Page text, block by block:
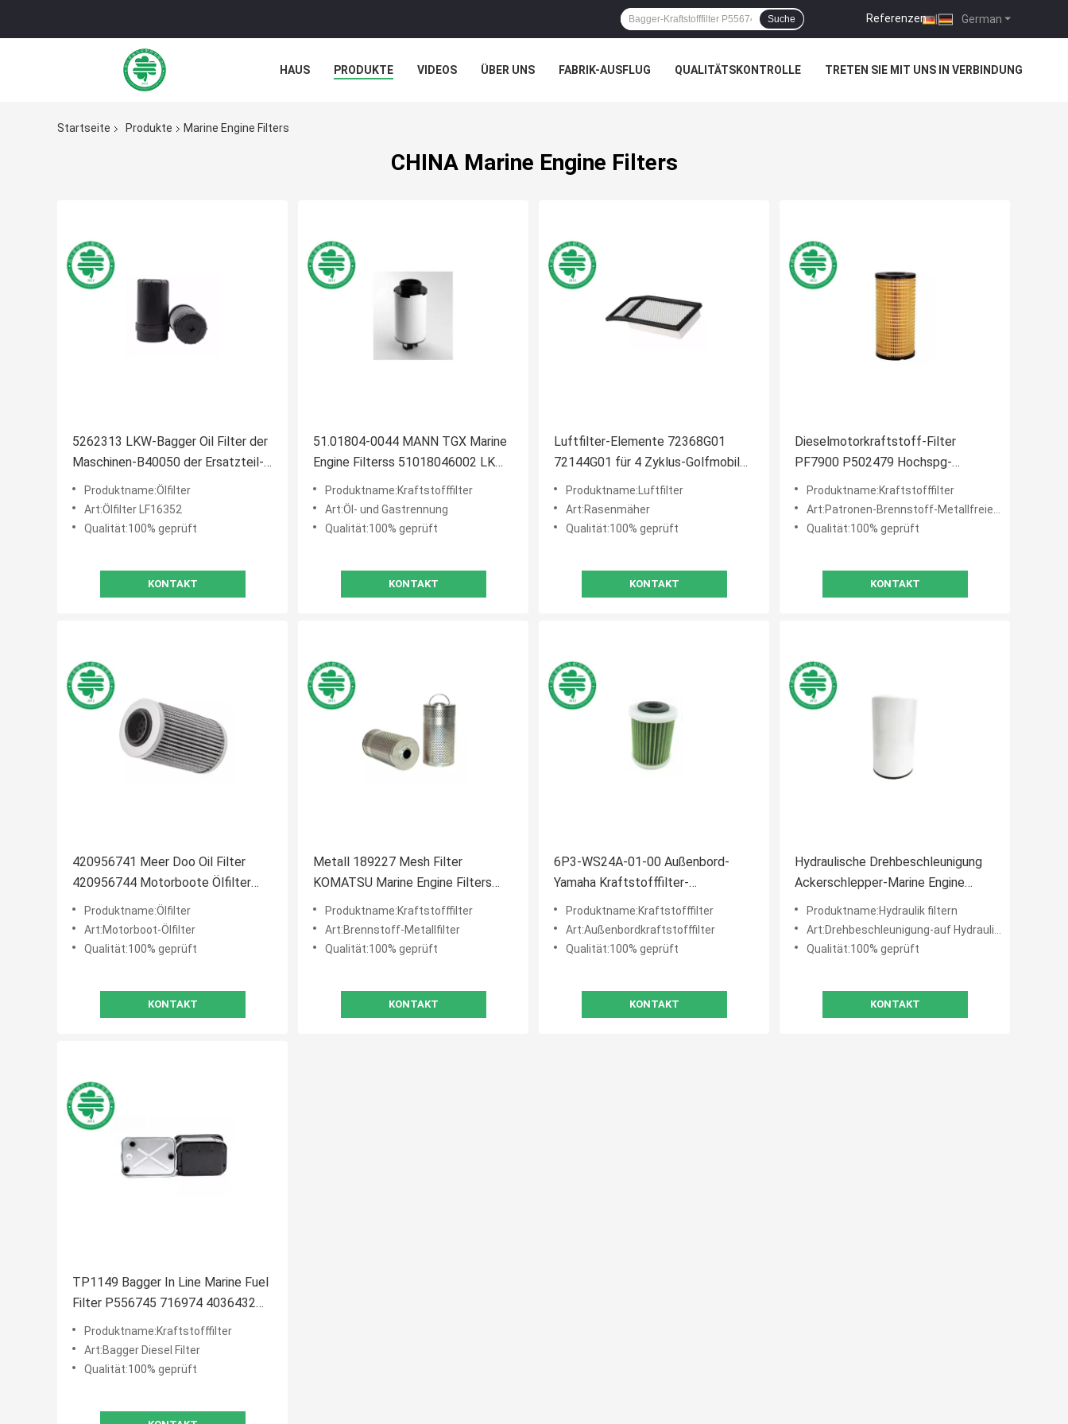
German
Referenzen |
Suche
HAUS PRODUKTE VIDEOS ÜBER UNS FABRIK-AUSFLUG QUALITÄTSKONTROLLE TRETEN SIE MIT UNS IN VERBINDUNG
Startseite
Produkte Marine Engine Filters
CHINA Marine Engine Filters
5262313 LKW-Bagger Oil Filter der
Maschinen-B40050 der Ersatzteil-
2P0115403 LF16352 2P0115403
Foton
Produktname:Ölfilter
Art:Ölfilter LF16352
Qualität:100% geprüft
KONTAKT
51.01804-0044 MANN TGX Marine
Engine Filterss 51018046002 LKW-
Separator-Filter-Kompressor
Produktname:Kraftstofffilter
Art:Öl- und Gastrennung
Qualität:100% geprüft
KONTAKT
Luftfilter-Elemente 72368G01
72144G01 für 4 Zyklus-Golfmobil
TXT-Medaillengewinner-
Repräsentanten
Produktname:Luftfilter
Art:Rasenmäher
Qualität:100% geprüft
KONTAKT
Dieselmotorkraftstoff-Filter
PF7900 P502479 Hochspg-
Generator-Marine Engine Filterss
CH10931
Produktname:Kraftstofffilter
Art:Patronen-Brennstoff-Metallfreier Filter
Qualität:100% geprüft
KONTAKT
420956741 Meer Doo Oil Filter
420956744 Motorboote Ölfilter
711956741 für Seadoo Rotax
Produktname:Ölfilter
Art:Motorboot-Ölfilter
Qualität:100% geprüft
KONTAKT
Metall 189227 Mesh Filter
KOMATSU Marine Engine Filters
6610728600 BM94254 FF205
252193
Produktname:Kraftstofffilter
Art:Brennstoff-Metallfilter
Qualität:100% geprüft
KONTAKT
6P3-WS24A-01-00 Außenbord-
Yamaha Kraftstofffilter-
Filterelement 150-300HP F150-
250 LF150 VF200
Produktname:Kraftstofffilter
Art:Außenbordkraftstofffilter
Qualität:100% geprüft
KONTAKT
Hydraulische Drehbeschleunigung
Ackerschlepper-Marine Engine
Filterss HC82 W1265 034391T1
auf Filter
Produktname:Hydraulik filtern
Art:Drehbeschleunigung-auf Hydraulikfilter
Qualität:100% geprüft
KONTAKT
TP1149 Bagger In Line Marine Fuel
Filter P556745 716974 4036432
95371 LFF1129 95371
Produktname:Kraftstofffilter
Art:Bagger Diesel Filter
Qualität:100% geprüft